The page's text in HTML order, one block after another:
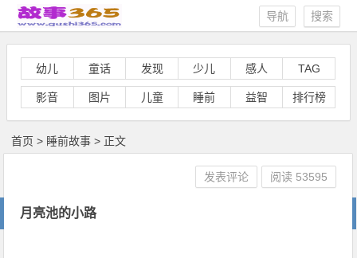
搜索
导航
幼儿 童话 发现 少儿 感人 TAG
影音 图片 儿童 睡前 益智 排行榜
首页 > 睡前故事 > 正文
月亮池的小路
发表评论 阅读 53595